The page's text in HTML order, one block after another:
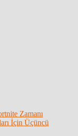
Zamanı
İçin Üçüncü